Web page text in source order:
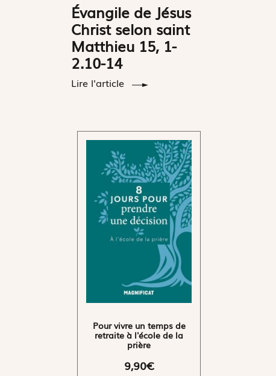
Évangile de Jésus
Christ selon saint
Matthieu 15, 1-
2.10-14
Lire l'article
Pour vivre un temps de
retraite à l'école de la
prière
9,90€